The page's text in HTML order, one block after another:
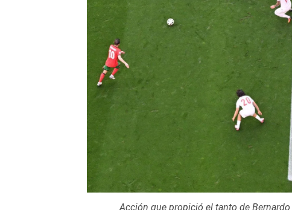
Acción que propició el tanto de